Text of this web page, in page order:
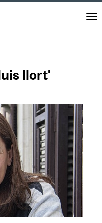
llort'